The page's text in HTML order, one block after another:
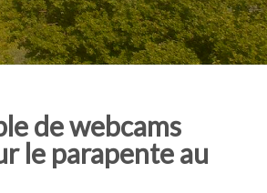
de webcams
le parapente au